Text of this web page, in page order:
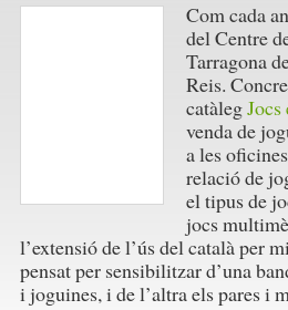
Com cada
del Centre
Tarragona
Reis.
catàlegJocs
venda de
a les
relació de
el tipus de
jocs
l’extensió de l’ús del català per
pensat per sensibilitzar d’una
i joguines, i de l’altra els pares i